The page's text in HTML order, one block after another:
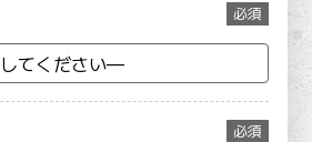
必須
必須